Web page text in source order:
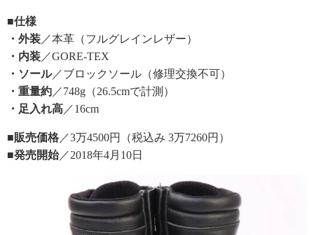
■仕様
・外装 ／本革（フルグレインレザー）
・内装 ／GORE-TEX
・ソール／ブロックソール（修理交換不可）
・重量約 ／748g（26.5cmで計測）
・足入れ高 ／16cm
■販売価格 ／3万4500円（税込み 3万7260円）
■発売開始／2018年4月10日